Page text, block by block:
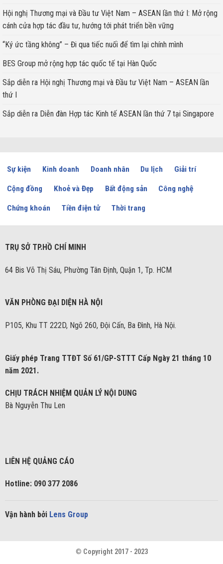
Hội nghị Thương mại và Đầu tư Việt Nam – ASEAN lần thứ I: Mở rộng
cánh cửa hợp tác đầu tư, hướng tới phát triển bền vững
“Ký ức tầng không” – Đi qua tiếc nuối để tìm lại chính mình
BES Group mở rộng hợp tác quốc tế tại Hàn Quốc
Sắp diễn ra Hội nghị Thương mại và Đầu tư Việt Nam – ASEAN lần
thứ I
Sắp diễn ra Diễn đàn Hợp tác Kinh tế ASEAN lần thứ 7 tại Singapore
Sự kiện Kinh doanh Doanh nhân Du lịch Giải trí
Cộng đồng Khoẻ và Đẹp Bất động sản Công nghệ
Chứng khoán Tiền điện tử Thời trang
TRỤ SỞ TP.HỒ CHÍ MINH
64 Bis Võ Thị Sáu, Phường Tân Định, Quận 1, Tp. HCM
VĂN PHÒNG ĐẠI DIỆN HÀ NỘI
P105, Khu TT 222D, Ngõ 260, Đội Cấn, Ba Đình, Hà Nội.
Giấy phép Trang TTĐT Số 61/GP-STTT Cấp Ngày 21 tháng 10
năm 2021.
CHỊU TRÁCH NHIỆM QUẢN LÝ NỘI DUNG
Bà Nguyễn Thu Len
LIÊN HỆ QUẢNG CÁO
Hotline: 090 377 2086
Vận hành bởi Lens Group
© Copyright 2017 - 2023